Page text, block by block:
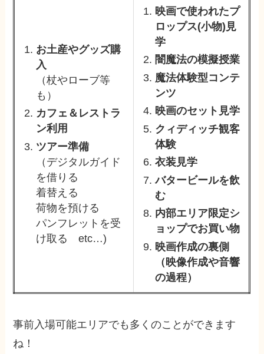
お土産やグッズ購
入
（杖やローブ等
も）
カフェ＆レストラ
ン利用
ツアー準備
（デジタルガイド
を借りる
着替える
荷物を預ける
パンフレットを受
け取る etc…)
映画で使われたプ
ロップス(小物)見
学
闇魔法の模擬授業
魔法体験型コンテ
ンツ
映画のセット見学
クィディッチ観客
体験
衣装見学
バタービールを飲
む
内部エリア限定シ
ョップでお買い物
映画作成の裏側
（映像作成や音響
の過程）
事前入場可能エリアでも多くのことができます
ね！